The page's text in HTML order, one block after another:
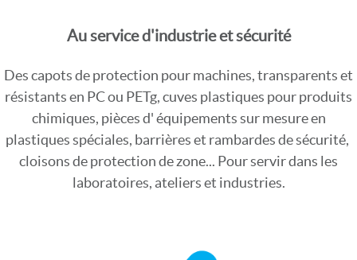
Au service d'industrie et sécurité
Des capots de protection pour machines, transparents et
résistants en PC ou PETg, cuves plastiques pour produits
chimiques, pièces d' équipements sur mesure en
plastiques spéciales, barrières et rambardes de sécurité,
cloisons de protection de zone... Pour servir dans les
laboratoires, ateliers et industries.